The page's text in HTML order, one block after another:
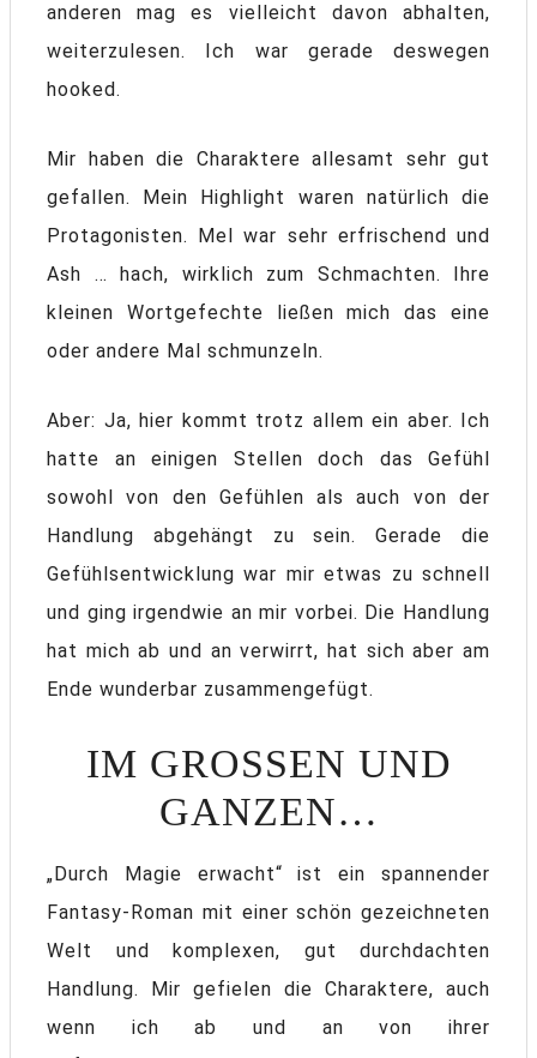
anderen mag es vielleicht davon abhalten,
weiterzulesen. Ich war gerade deswegen
hooked.
Mir haben die Charaktere allesamt sehr gut
gefallen. Mein Highlight waren natürlich die
Protagonisten. Mel war sehr erfrischend und
Ash … hach, wirklich zum Schmachten. Ihre
kleinen Wortgefechte ließen mich das eine
oder andere Mal schmunzeln.
Aber: Ja, hier kommt trotz allem ein aber. Ich
hatte an einigen Stellen doch das Gefühl
sowohl von den Gefühlen als auch von der
Handlung abgehängt zu sein. Gerade die
Gefühlsentwicklung war mir etwas zu schnell
und ging irgendwie an mir vorbei. Die Handlung
hat mich ab und an verwirrt, hat sich aber am
Ende wunderbar zusammengefügt.
IM GROSSEN UND G
ANZEN…
„Durch Magie erwacht“ ist ein spannender
Fantasy-Roman mit einer schön gezeichneten
Welt und komplexen, gut durchdachten
Handlung. Mir gefielen die Charaktere, auch
wenn ich ab und an von ihrer